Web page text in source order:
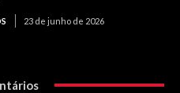
23 de junho de 2026